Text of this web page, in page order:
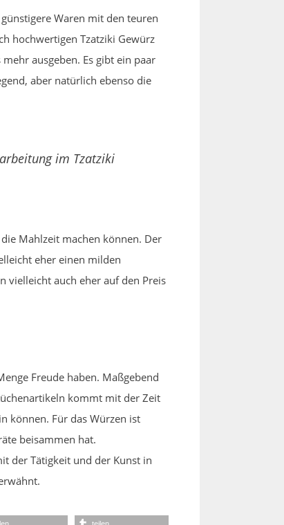
Waren mit den teuren
hochwertigen Tzatziki Gewürz
ausgeben. Es gibt ein paar
aber natürlich ebenso die
im Tzatziki
Mahlzeit machen können. Der
eher einen milden
vielleicht auch eher auf den Preis
Freude haben. Maßgebend
kommt mit der Zeit
können. Für das Würzen ist
beisammen hat.
der Tätigkeit und der Kunst in